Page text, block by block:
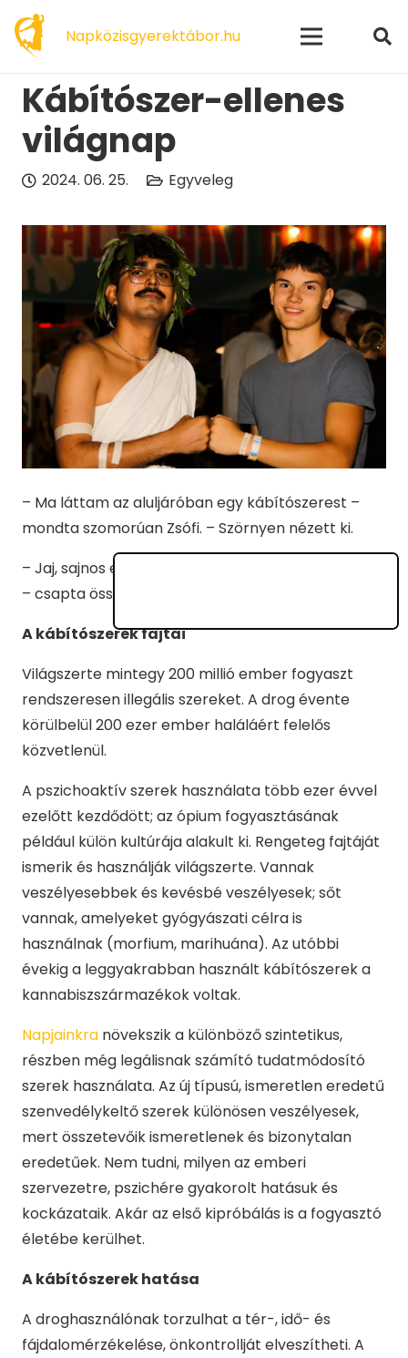
Napközisgyerektábor.hu
Kábítószer-ellenes
világnap
2024. 06. 25. Egyveleg
– Ma láttam az aluljáróban egy kábítószerest –
mondta szomorúan Zsófi. – Szörnyen nézett ki.
– Jaj, sajnos ez egyre nagyobb probléma nálunk is!
– csapta össze a tenyerét Nagymama.
A kábítószerek fajtái
Világszerte mintegy 200 millió ember fogyaszt
rendszeresen illegális szereket. A drog évente
körülbelül 200 ezer ember haláláért felelős
közvetlenül.
A pszichoaktív szerek használata több ezer évvel
ezelőtt kezdődött; az ópium fogyasztásának
például külön kultúrája alakult ki. Rengeteg fajtáját
ismerik és használják világszerte. Vannak
veszélyesebbek és kevésbé veszélyesek; sőt
vannak, amelyeket gyógyászati célra is
használnak (morfium, marihuána). Az utóbbi
évekig a leggyakrabban használt kábítószerek a
kannabiszszármazékok voltak.
Napjainkra növekszik a különböző szintetikus,
részben még legálisnak számító tudatmódosító
szerek használata. Az új típusú, ismeretlen eredetű
szenvedélykeltő szerek különösen veszélyesek,
mert összetevőik ismeretlenek és bizonytalan
eredetűek. Nem tudni, milyen az emberi
szervezetre, pszichére gyakorolt hatásuk és
kockázataik. Akár az első kipróbálás is a fogyasztó
életébe kerülhet.
A kábítószerek hatása
A droghasználónak torzulhat a tér-, idő- és
fájdalomérzékelése, önkontrollját elveszítheti. A